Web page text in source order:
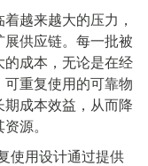
越来越大的压力，
供应链。每一批被
成本，无论是在经
重复使用的可靠物
成本效益，从而降
源。
用设计通过提供